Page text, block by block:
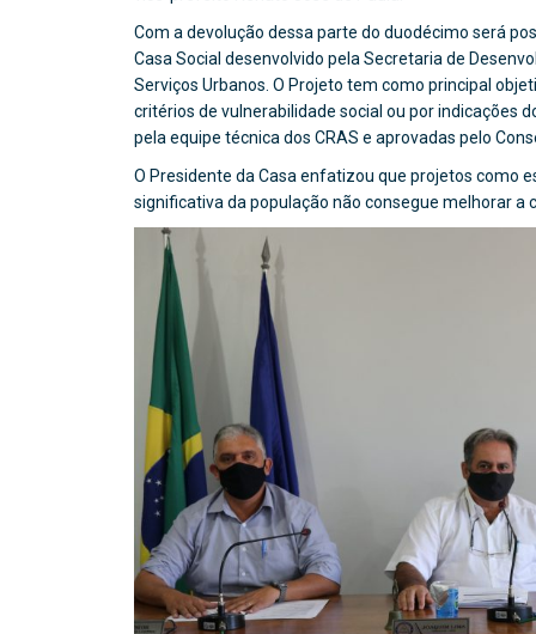
Com a devolução dessa parte do duodécimo será
Casa Social desenvolvido pela Secretaria de
Serviços Urbanos. O Projeto tem como principal
critérios de vulnerabilidade social ou por indicações
pela equipe técnica dos CRAS e aprovadas pelo
O Presidente da Casa enfatizou que projetos como
significativa da população não consegue melhorar a